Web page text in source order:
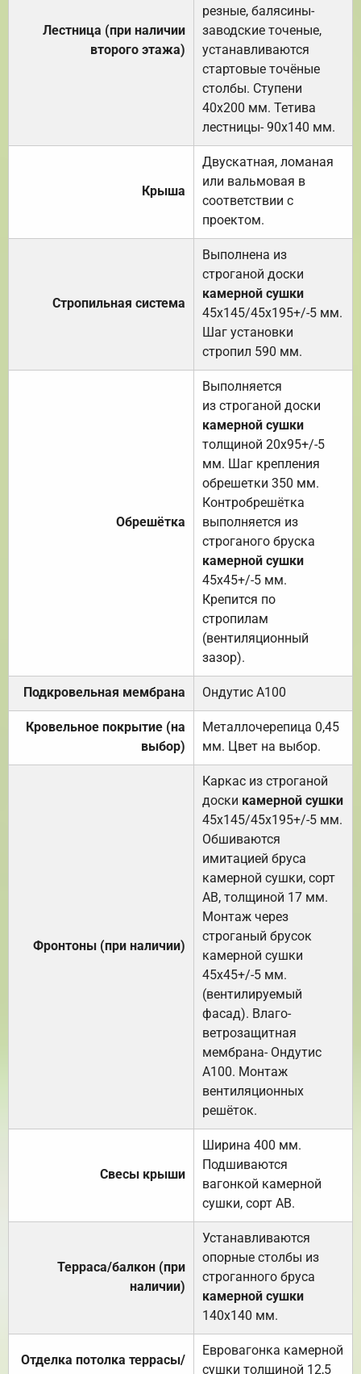
Лестница (при наличии
второго этажа)
резные, балясины-
заводские точеные,
устанавливаются
стартовые точёные
столбы. Ступени
40х200 мм. Тетива
лестницы- 90х140 мм.
Крыша
Двускатная, ломаная
или вальмовая в
соответствии с
проектом.
Стропильная система
Выполнена из
строганой доски
камерной сушки
45х145/45х195+/-5 мм.
Шаг установки
стропил 590 мм.
Обрешётка
Выполняется
из строганой доски
камерной сушки
толщиной 20х95+/-5
мм. Шаг крепления
обрешетки 350 мм.
Контробрешётка
выполняется из
строганого бруска
камерной сушки
45х45+/-5 мм.
Крепится по
стропилам
(вентиляционный
зазор).
Подкровельная мембрана Ондутис А100
Кровельное покрытие (на
выбор)
Металлочерепица 0,45
мм. Цвет на выбор.
Фронтоны (при наличии)
Каркас из строганой
доски камерной сушки
45х145/45х195+/-5 мм.
Обшиваются
имитацией бруса
камерной сушки, сорт
АВ, толщиной 17 мм.
Монтаж через
строганый брусок
камерной сушки
45х45+/-5 мм.
(вентилируемый
фасад). Влаго-
ветрозащитная
мембрана- Ондутис
А100. Монтаж
вентиляционных
решёток.
Свесы крыши
Ширина 400 мм.
Подшиваются
вагонкой камерной
сушки, сорт АВ.
Терраса/балкон (при
наличии)
Устанавливаются
опорные столбы из
строганного бруса
камерной сушки
140х140 мм.
Отделка потолка террасы/
Евровагонка камерной
сушки толщиной 12,5